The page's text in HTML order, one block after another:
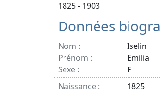
1825 - 1903
Données
Nom :
Iselin
Prénom :
Emilia
Sexe :
F
Naissance :
1825